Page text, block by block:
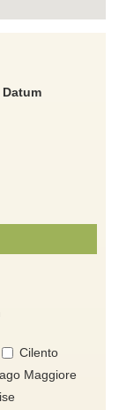
Cilento
Maggiore